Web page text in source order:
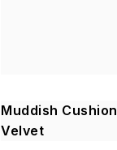
Muddish Cushion
Velvet